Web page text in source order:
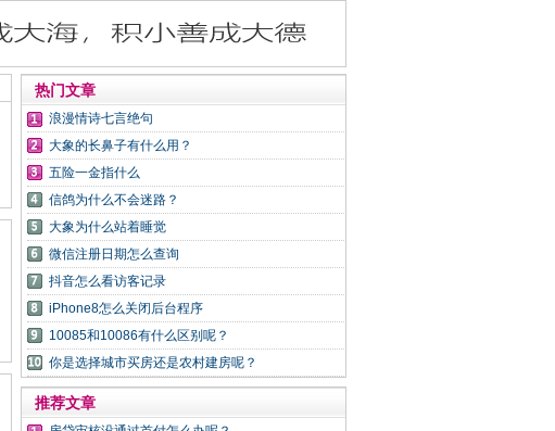
热门文章
浪漫情诗七言绝句
大象的长鼻子有什么用？
五险一金指什么
信鸽为什么不会迷路？
大象为什么站着睡觉
微信注册日期怎么查询
抖音怎么看访客记录
iPhone8怎么关闭后台程序
10085和10086有什么区别呢？
你是选择城市买房还是农村建房呢？
推荐文章